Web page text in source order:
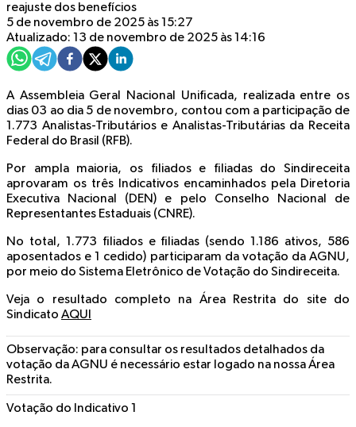
reajuste dos benefícios
5 de novembro de 2025 às 15:27
Atualizado: 13 de novembro de 2025 às 14:16
A Assembleia Geral Nacional Unificada, realizada entre os
dias 03 ao dia 5 de novembro, contou com a participação de
1.773 Analistas-Tributários e Analistas-Tributárias da Receita
Federal do Brasil (RFB).
Por ampla maioria, os filiados e filiadas do Sindireceita
aprovaram os três Indicativos encaminhados pela Diretoria
Executiva Nacional (DEN) e pelo Conselho Nacional de
Representantes Estaduais (CNRE).
No total, 1.773 filiados e filiadas (sendo 1.186 ativos, 586
aposentados e 1 cedido) participaram da votação da AGNU,
por meio do Sistema Eletrônico de Votação do Sindireceita.
Veja o resultado completo na Área Restrita do site do
Sindicato AQUI
Observação: para consultar os resultados detalhados da
votação da AGNU é necessário estar logado na nossa Área
Restrita.
Votação do Indicativo 1